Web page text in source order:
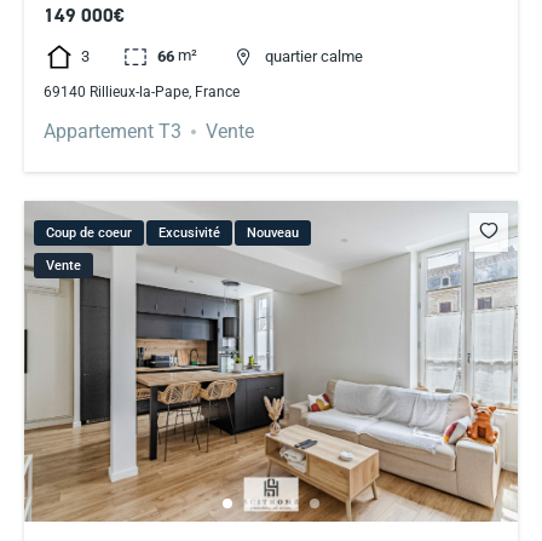
149 000€
3 66 m² quartier calme
69140 Rillieux-la-Pape, France
Appartement T3 Vente
Coup de coeur Excusivité Nouveau
Vente